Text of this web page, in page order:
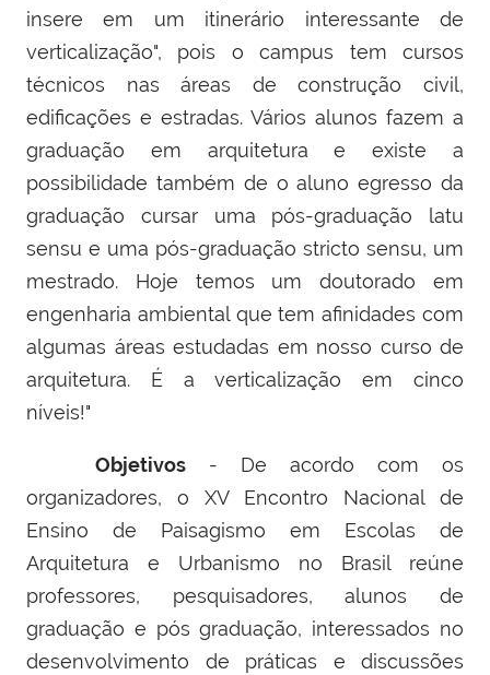
insere em um itinerário interessante de
verticalização", pois o campus tem cursos
técnicos nas áreas de construção civil,
edificações e estradas. Vários alunos fazem a
graduação em arquitetura e existe a
possibilidade também de o aluno egresso da
graduação cursar uma pós-graduação latu
sensu e uma pós-graduação stricto sensu, um
mestrado. Hoje temos um doutorado em
engenharia ambiental que tem afinidades com
algumas áreas estudadas em nosso curso de
arquitetura. É a verticalização em cinco
níveis!"
Objetivos - De acordo com os
organizadores, o XV Encontro Nacional de
Ensino de Paisagismo em Escolas de
Arquitetura e Urbanismo no Brasil reúne
professores, pesquisadores, alunos de
graduação e pós graduação, interessados no
desenvolvimento de práticas e discussões